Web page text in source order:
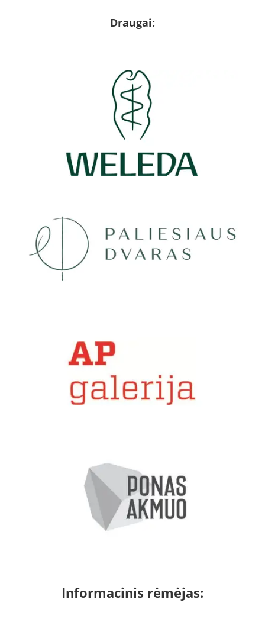
Draugai:
Informacinis rėmėjas: